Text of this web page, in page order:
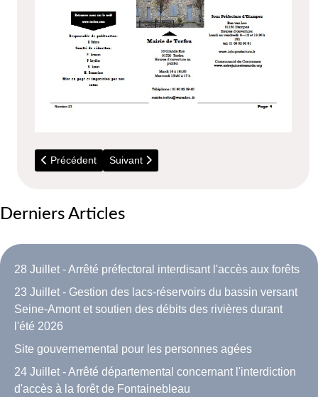
Article précédent : 028 - La mare aux infos - Automne 2018
Précédent Article suivant : 026 - La mare aux infos -
Suivant
Derniers Articles
28 Juillet - Arrêté préfectoral interdisant l'accès aux forêts
23 Juillet - Gestion des lacs-réservoirs du bassin versant
Seine-Amont et soutien des débits des rivières durant
l'été 2026
Site gouvernemental pour les personnes agées
24 Juillet - Arrêté départemental concernant l'interdiction
d'accès à la forêt de Fontainebleau